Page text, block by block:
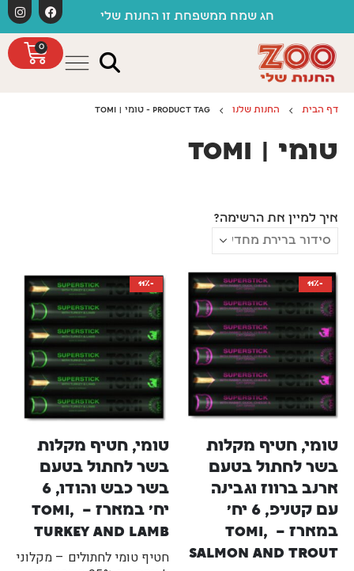
חג שמח ממשפחת זו החנות שלי
0
דף הבית החנות שלנו PRODUCT TAG - טומי | TOMI
טומי | Tomi
איך למיין את הרשימה?
-11%
טומי, חטיף מקלות
בשר לחתול בטעם
ארנב ברווז וגבינה
עם קטניפ, 6 יח'
במארז – Tomi,
Salmon and Trout
-11%
טומי, חטיף מקלות
בשר לחתול בטעם
יח' במארז – Tomi,
Turkey and Lamb
חטיף טומי לחתולים – מקלוני